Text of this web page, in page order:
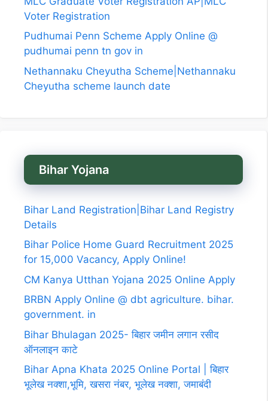
Voter Registration
Pudhumai Penn Scheme Apply Online @
pudhumai penn tn gov in
Nethannaku Cheyutha Scheme|Nethannaku
Cheyutha scheme launch date
Bihar Yojana
Bihar Land Registration|Bihar Land Registry
Details
Bihar Police Home Guard Recruitment 2025
for 15,000 Vacancy, Apply Online!
CM Kanya Utthan Yojana 2025 Online Apply
BRBN Apply Online @ dbt agriculture. bihar.
government. in
Bihar Bhulagan 2025- बिहार जमीन लगान रसीद
ऑनलाइन काटे
Bihar Apna Khata 2025 Online Portal | बिहार
भूलेख नक्शा,भूमि, खसरा नंबर, भूलेख नक्शा, जमाबंदी